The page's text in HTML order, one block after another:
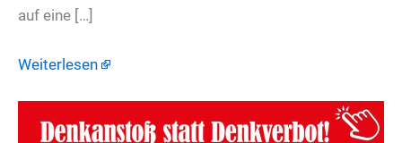
auf eine […]
Weiterlesen